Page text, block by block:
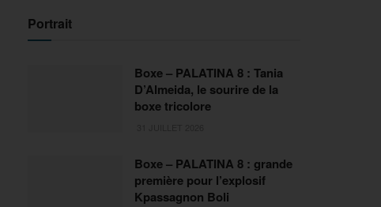
Portrait
Boxe – PALATINA 8 : Tania
D’Almeida, le sourire de la
boxe tricolore
Boxe – PALATINA 8 : grande
première pour l’explosif
Kpassagnon Boli